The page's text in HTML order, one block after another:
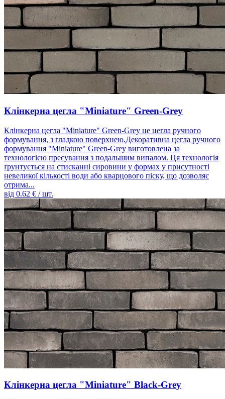
Клінкерна цегла "Miniature" Green-Grey
Клінкерна цегла "Miniature" Green-Grey це цегла ручного
формування, з гладкою поверхнею.Декоративна цегла ручного
формування "Miniature" Green-Grey виготовлена ​​за
технологією пресування з подальшим випалом. Ця технологія
ґрунтується на стисканні сировини у формах у присутності
невеликої кількості води або кварцового піску, що дозволяє
отрима...
від 0.62 € / шт.
Клінкерна цегла "Miniature" Black-Grey